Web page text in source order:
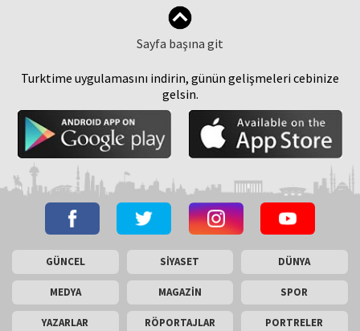
Sayfa başına git
Turktime uygulamasını indirin, günün gelişmeleri cebinize
gelsin.
GÜNCEL SİYASET DÜNYA
MEDYA MAGAZİN SPOR
YAZARLAR RÖPORTAJLAR PORTRELER